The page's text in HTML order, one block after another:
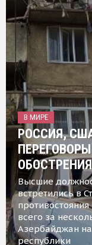
В МИРЕ
РОССИЯ,
Высшие
встретились в
всего за
Азербайджан
республики